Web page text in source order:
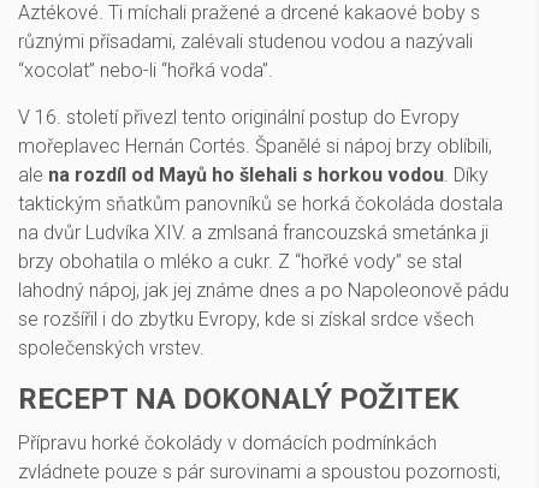
Aztékové. Ti míchali pražené a drcené kakaové boby s
různými přísadami, zalévali studenou vodou a nazývali
“xocolat” nebo-li “hořká voda”.
V 16. století přivezl tento originální postup do Evropy
mořeplavec Hernán Cortés. Španělé si nápoj brzy oblíbili,
ale na rozdíl od Mayů ho šlehali s horkou vodou. Díky
taktickým sňatkům panovníků se horká čokoláda dostala
na dvůr Ludvíka XIV. a zmlsaná francouzská smetánka ji
brzy obohatila o mléko a cukr. Z “hořké vody” se stal
lahodný nápoj, jak jej známe dnes a po Napoleonově pádu
se rozšířil i do zbytku Evropy, kde si získal srdce všech
společenských vrstev.
RECEPT NA DOKONALÝ POŽITEK
Přípravu horké čokolády v domácích podmínkách
zvládnete pouze s pár surovinami a spoustou pozornosti,